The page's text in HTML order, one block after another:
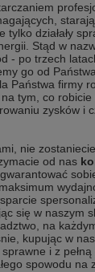
tylko działały
Stąd w
- po trzech
go od
Państwa firmy
tym, co
zysków i
nie
od nas
się w naszym
na
kupując w
i z
spowodu na